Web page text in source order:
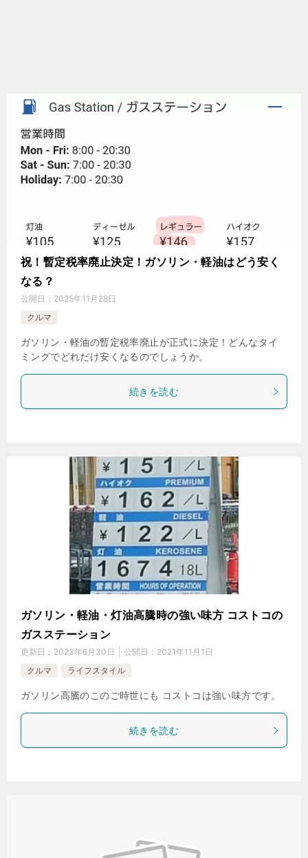
祝！暫定税率廃止決定！ガソリン・軽油はどう安く
なる？
公開日： 2025年11月28日
クルマ
ガソリン・軽油の暫定税率廃止が正式に決定！どんなタイ
ミングでどれだけ安くなるのでしょうか。
続きを読む
ガソリン・軽油・灯油高騰時の強い味方 コストコの
ガスステーション
更新日： 2023年6月30日 公開日： 2021年11月1日
クルマ
ライフスタイル
ガソリン高騰のこのご時世にも コストコは強い味方です。
続きを読む